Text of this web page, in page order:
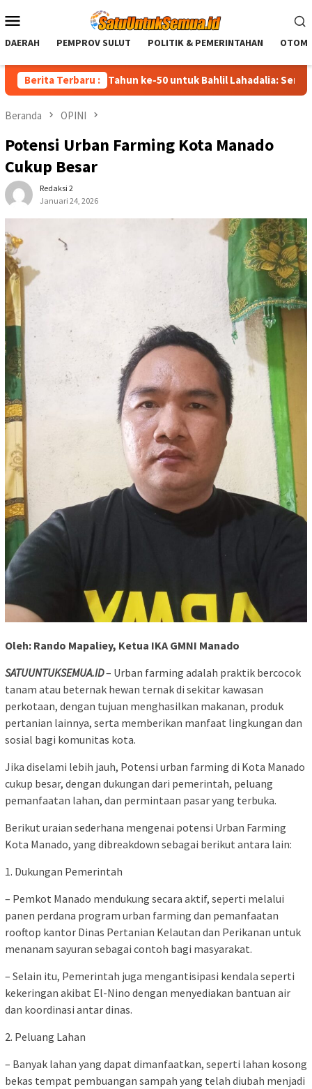
ke
Mobile
DAERAH PEMPROV SULUT POLITIK & PEMERINTAHAN
Berita Terbaru :
Ulang Tahun ke-50 untuk Bahlil Lahadalia: Semoga Diberi
Beranda OPINI
Potensi Urban Farming Kota Manado
Cukup Besar
Redaksi 2
Januari 24, 2026
Oleh: Rando Mapaliey, Ketua IKA GMNI Manado
SATUUNTUKSEMUA.ID– Urban farming adalah praktik bercocok
tanam atau beternak hewan ternak di sekitar kawasan
perkotaan, dengan tujuan menghasilkan makanan, produk
pertanian lainnya, serta memberikan manfaat lingkungan dan
sosial bagi komunitas kota.
Jika diselami lebih jauh, Potensi urban farming di Kota Manado
cukup besar, dengan dukungan dari pemerintah, peluang
pemanfaatan lahan, dan permintaan pasar yang terbuka.
Berikut uraian sederhana mengenai potensi Urban Farming
Kota Manado, yang dibreakdown sebagai berikut antara lain:
1. Dukungan Pemerintah
– Pemkot Manado mendukung secara aktif, seperti melalui
panen perdana program urban farming dan pemanfaatan
rooftop kantor Dinas Pertanian Kelautan dan Perikanan untuk
menanam sayuran sebagai contoh bagi masyarakat.
– Selain itu, Pemerintah juga mengantisipasi kendala seperti
kekeringan akibat El-Nino dengan menyediakan bantuan air
dan koordinasi antar dinas.
2. Peluang Lahan
– Banyak lahan yang dapat dimanfaatkan, seperti lahan kosong
bekas tempat pembuangan sampah yang telah diubah menjadi